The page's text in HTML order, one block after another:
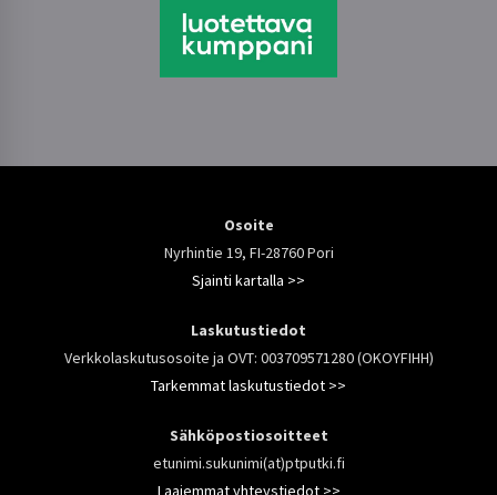
Osoite
Nyrhintie 19, FI-28760 Pori
Sjainti kartalla >>
Laskutustiedot
Verkkolaskutusosoite ja OVT: 003709571280 (OKOYFIHH)
Tarkemmat laskutustiedot >>
Sähköpostiosoitteet
etunimi.sukunimi(at)ptputki.fi
Laajemmat yhteystiedot >>